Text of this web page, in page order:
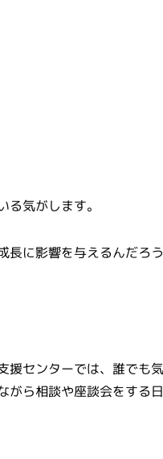
気がします。
に影響を与えるんだろ
センターでは、誰でも
ら相談や座談会をする